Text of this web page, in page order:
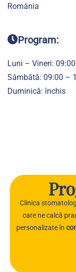
România
Program:
Luni – Vineri:
Sâmbătă: 09:00 –
Duminică: închis
Clinica
care ne calcă
personalizate în